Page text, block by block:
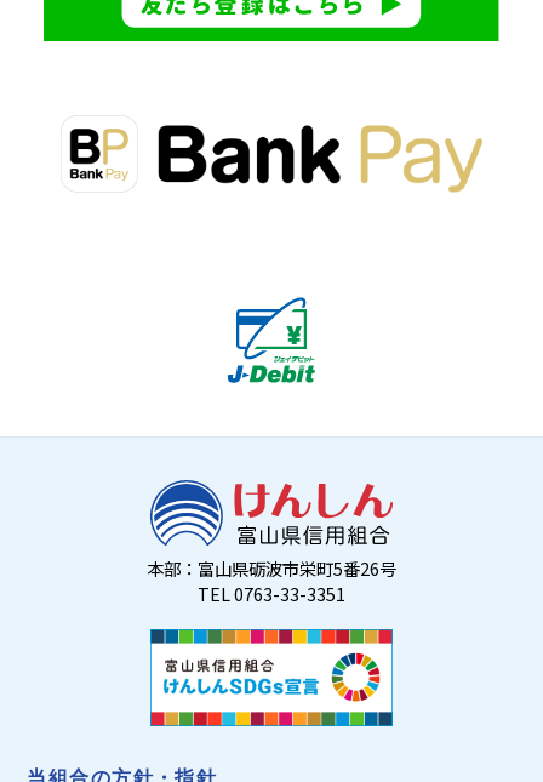
本部：富山県砺波市栄町5番26号
TEL 0763-33-3351
当組合の方針・指針